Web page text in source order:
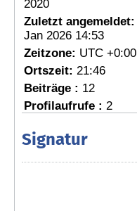
2020
Zuletzt angemeldet:
Jan 2026 14:53
Zeitzone: UTC +0:00
Ortszeit: 21:46
Beiträge : 12
Profilaufrufe : 2
Signatur